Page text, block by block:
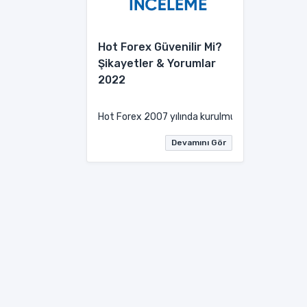
Hot Forex Güvenilir Mi?
Şikayetler & Yorumlar
2022
Hot Forex 2007 yılında kurulmuş Kıbrıs
Devamını Gör